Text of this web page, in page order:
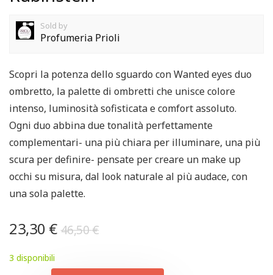
Sold by
Profumeria Prioli
Scopri la potenza dello sguardo con Wanted eyes duo
ombretto, la palette di ombretti che unisce colore
intenso, luminosità sofisticata e comfort assoluto.
Ogni duo abbina due tonalità perfettamente
complementari- una più chiara per illuminare, una più
scura per definire- pensate per creare un make up
occhi su misura, dal look naturale al più audace, con
una sola palette.
46,50€
23,30 €
3 disponibili